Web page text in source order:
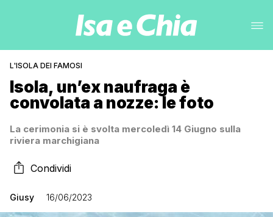
L'ISOLA DEI FAMOSI
Isola, un’ex naufraga è
convolata a nozze: le foto
La cerimonia si è svolta mercoledì 14 Giugno sulla
riviera marchigiana
Condividi
Giusy 16/06/2023